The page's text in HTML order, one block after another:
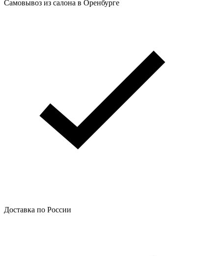
Самовывоз из салона в Оренбурге
Доставка по России